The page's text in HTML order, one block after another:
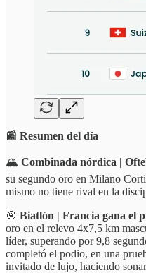
📰 Resumen del día
🏔️ Combinada nórdica |
su segundo oro en Milano
mismo no tiene rival en la
🎯 Biatlón | Francia gana el
oro en el relevo 4x7,5 km
líder, superando por 9,8
completó el podio, en una
invitado de lujo, haciendo